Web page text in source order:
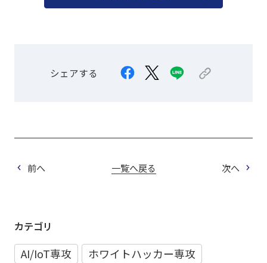
シェアする
前へ 一覧へ戻る 次へ
カテゴリ
AI/IoT専攻 ホワイトハッカー専攻